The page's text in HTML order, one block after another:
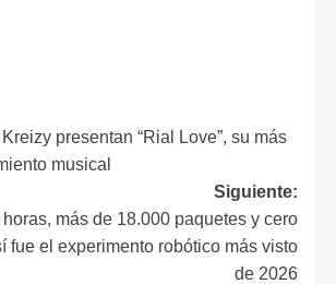
presentan “Rial Love”, su más
musical
Siguiente:
horas, más de 18.000 paquetes y cero
fue el experimento robótico más visto
de 2026